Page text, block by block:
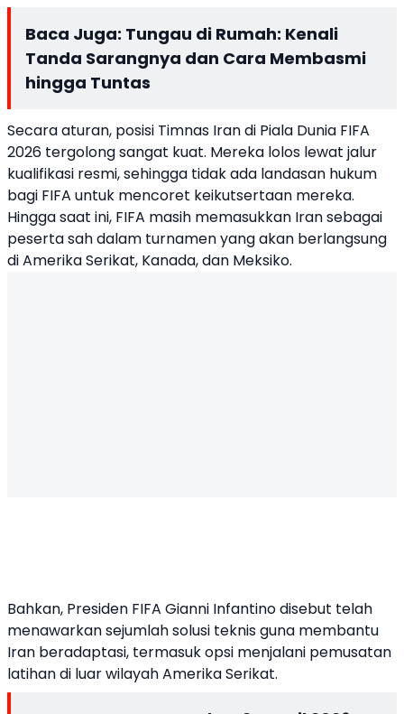
Baca Juga: Tungau di Rumah: Kenali
Tanda Sarangnya dan Cara Membasmi
hingga Tuntas
Secara aturan, posisi Timnas Iran di Piala Dunia FIFA
2026 tergolong sangat kuat. Mereka lolos lewat jalur
kualifikasi resmi, sehingga tidak ada landasan hukum
bagi FIFA untuk mencoret keikutsertaan mereka.
Hingga saat ini, FIFA masih memasukkan Iran sebagai
peserta sah dalam turnamen yang akan berlangsung
di Amerika Serikat, Kanada, dan Meksiko.
Bahkan, Presiden FIFA Gianni Infantino disebut telah
menawarkan sejumlah solusi teknis guna membantu
Iran beradaptasi, termasuk opsi menjalani pemusatan
latihan di luar wilayah Amerika Serikat.